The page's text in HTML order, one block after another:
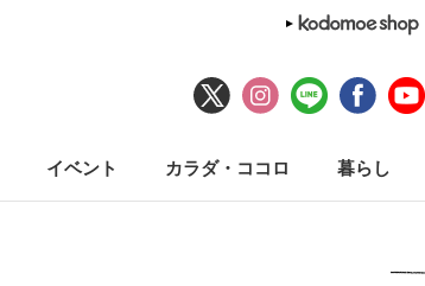
イベント カラダ・ココロ 暮らし